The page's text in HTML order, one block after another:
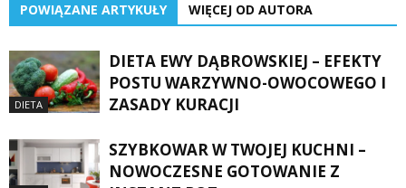
POWIĄZANE ARTYKUŁY WIĘCEJ OD AUTORA
DIETA
DIETA EWY DĄBROWSKIEJ – EFEKTY
POSTU WARZYWNO-OWOCOWEGO I
ZASADY KURACJI
SZYBKOWAR W TWOJEJ KUCHNI –
NOWOCZESNE GOTOWANIE Z